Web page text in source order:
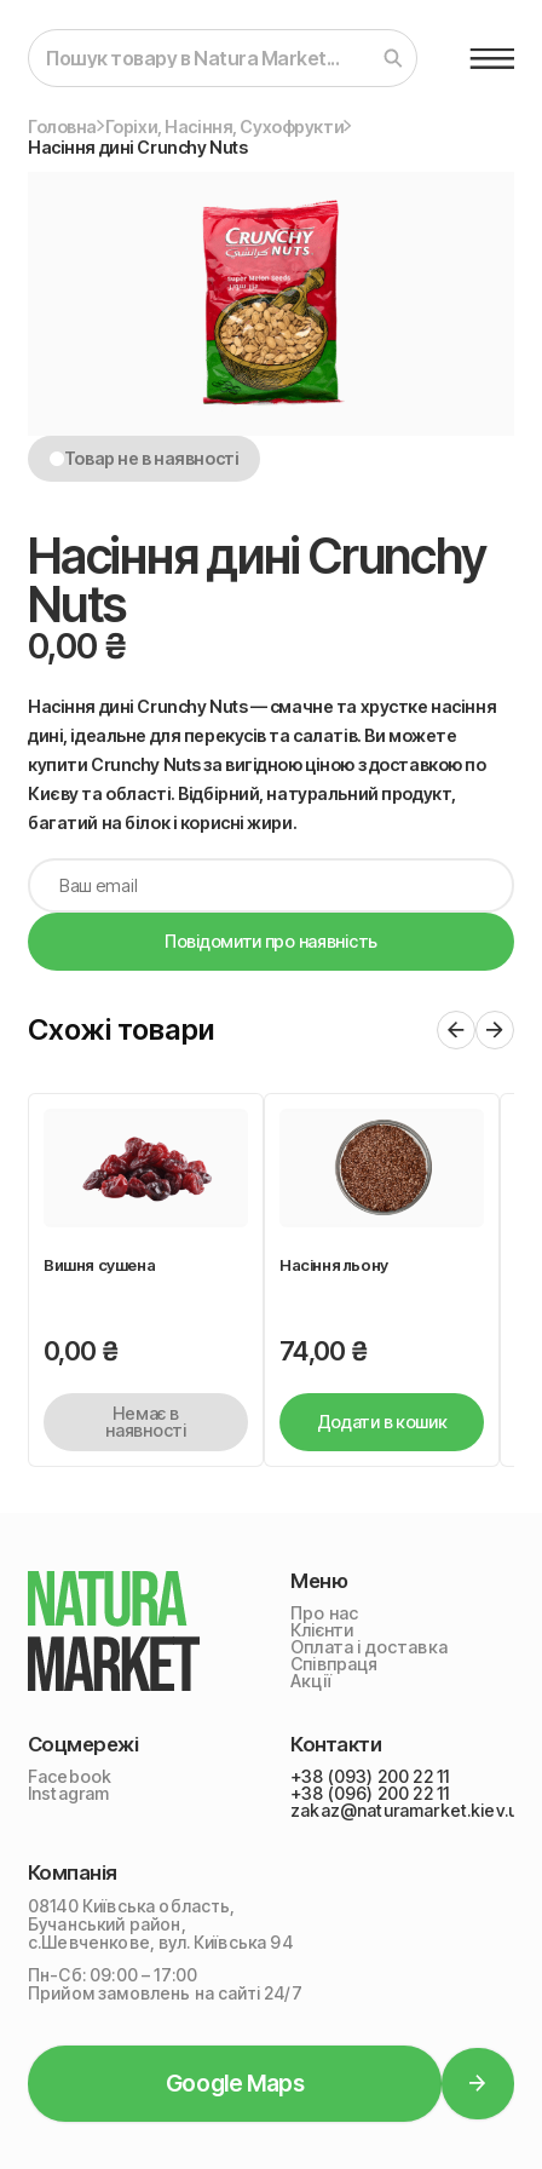
Головна Горіхи, Насіння, Сухофрукти
Насіння дині Crunchy Nuts
Товар не в наявності
Насіння дині Crunchy
Nuts
0,00 ₴
Насіння дині Crunchy Nuts — смачне та хрустке насіння
дині, ідеальне для перекусів та салатів. Ви можете
купити Crunchy Nuts за вигідною ціною з доставкою по
Києву та області. Відбірний, натуральний продукт,
багатий на білок і корисні жири.
Повідомити про наявність
Схожі товари
Вишня сушена
0,00 ₴
Немає в
наявності
Насіння льону
74,00 ₴
Додати в кошик
Меню
Про нас
Клієнти
Оплата і доставка
Співпраця
Акції
Соцмережі
Facebook
Instagram
Контакти
+38 (093) 200 22 11
+38 (096) 200 22 11
zakaz@naturamarket.kiev.ua
Компанія
08140 Київська область,
Бучанський район,
с.Шевченкове, вул. Київська 94
Пн-Сб: 09:00 – 17:00
Прийом замовлень на сайті 24/7
Google Maps